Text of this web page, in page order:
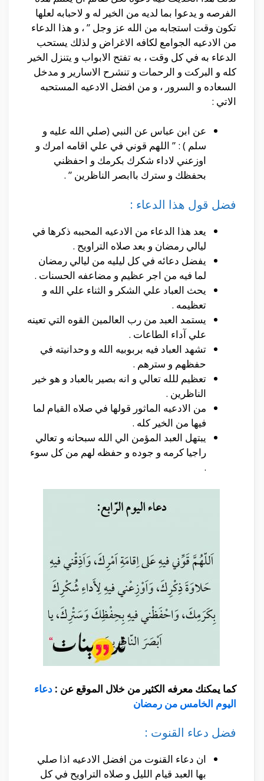
الفرصه و يدعوا بما لديه من الخير له و لاحبابه لعلها
تكون وقت استجابه من الله عز وجل ” ، و هذا الدعاء
من الادعيه الجوامع لكافه الاغراض و لذلك يستحب
الدعاء به في كل وقت ، به تفتح الابواب و يتنزل الخير
كله و البركت و الرحمات و تنشرح الاسارير و مدخل
السعاده و السرور ، و من افضل الادعيه المستحبه
الاتي :
عن ابن عباس عن النبي (صلي الله عليه و
سلم ) : ” اللهم قوني في علي اقامه امرك و
اوزعني لاداء شكرك بكرمك و احفظني
بحفظك و سترك باابصر الناظرين ” .
فضل قول هذا الدعاء :
يعد هذا الدعاء من الادعيه المحببه ذكرها في
ليالي رمضان و بعد صلاه التراويح .
يفضل دعائه في كل ليليه من ليالي رمضان
لما فيه من اجر عظيم و مضاعفه الحسنات .
يحث العباد علي الشكر و الثناء علي الله و
تعظيمه .
يستمد العبد من رب العالمين القوه التي تعينه
علي آداء الطاعات .
تشهد العباد فيه بربوبيه الله و وحدانيته في
حفظهم و سترهم .
تعظيم للله تعالي و انه بصير بالعباد و هو خير
الناظرين .
من الادعيه الماثور قولها في صلاه القيام لما
فيها من الخير كله .
يبتهل العبد المؤمن الي الله سبحانه و تعالي
راجيا كرمه و جوده و حفظه لهم من كل سوء
.
كما يمكنك معرفه الكثير من خلال الموقع عن : دعاء
اليوم الخامس من رمضان
فضل دعاء القنوت :
ان دعاء القنوت من افضل الادعيه اذا صلي
بها العبد قيام الليل و صلاه التراويح في كل